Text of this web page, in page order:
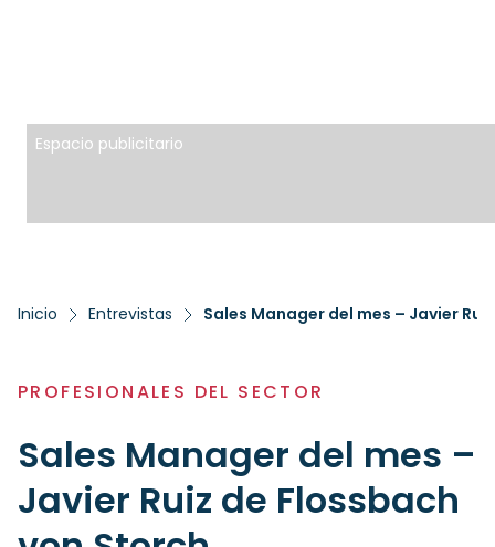
Espacio publicitario
Inicio Entrevistas Sales Manager del mes – Javier
PROFESIONALES DEL SECTOR
Sales Manager del mes –
Javier Ruiz de Flossbach